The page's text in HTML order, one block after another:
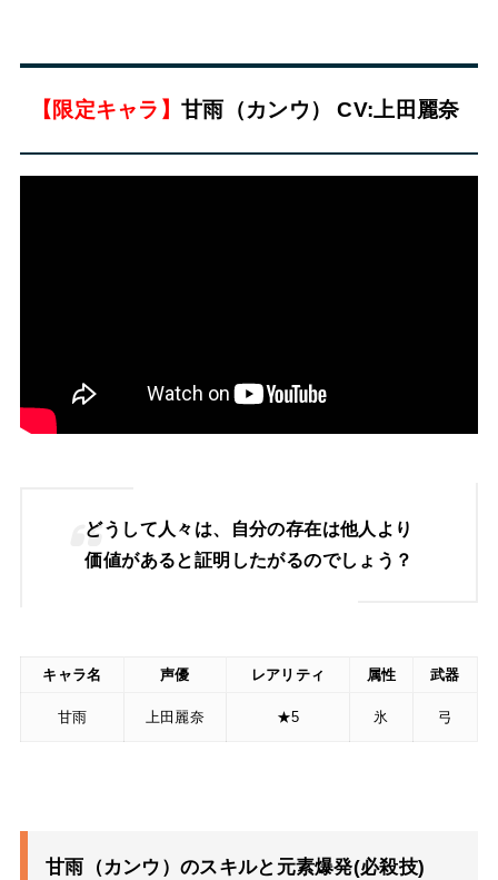
【限定キャラ】甘雨（カンウ） CV:上田麗奈
どうして人々は、自分の存在は他人より
価値があると証明したがるのでしょう？
キャラ名 声優 レアリティ 属性 武器
甘雨 上田麗奈 ★5 氷 弓
甘雨（カンウ）のスキルと元素爆発(必殺技)